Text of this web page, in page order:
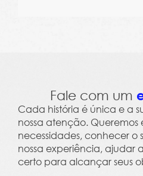
Fale com um
Cada história é única e a
nossa atenção. Queremos
necessidades, conhecer o
nossa experiência, ajudar
certo para alcançar seus